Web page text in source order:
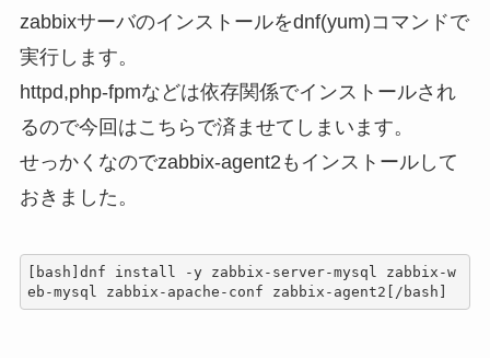
zabbixサーバのインストールをdnf(yum)コマンドで
実行します。
httpd,php-fpmなどは依存関係でインストールされ
るので今回はこちらで済ませてしまいます。
せっかくなのでzabbix-agent2もインストールして
おきました。
[bash]dnf install -y zabbix-server-mysql zabbix-w
eb-mysql zabbix-apache-conf zabbix-agent2[/bash]